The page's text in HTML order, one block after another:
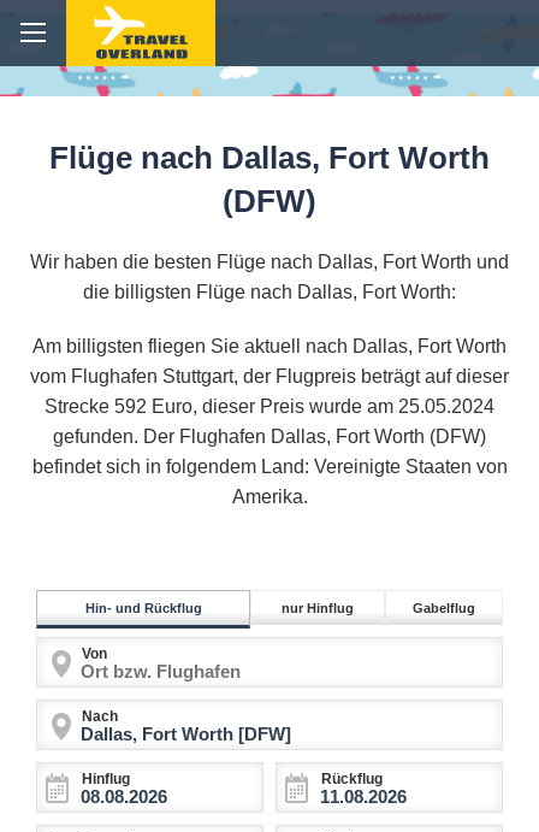
Flüge nach Dallas, Fort Worth
(DFW)
Wir haben die besten Flüge nach Dallas, Fort Worth und
die billigsten Flüge nach Dallas, Fort Worth:
Am billigsten fliegen Sie aktuell nach Dallas, Fort Worth
vom Flughafen Stuttgart, der Flugpreis beträgt auf dieser
Strecke 592 Euro, dieser Preis wurde am 25.05.2024
gefunden. Der Flughafen Dallas, Fort Worth (DFW)
befindet sich in folgendem Land: Vereinigte Staaten von
Amerika.
Hin- und Rückflug nur Hinflug Gabelflug
Von
Nach
Hinflug Rückflug